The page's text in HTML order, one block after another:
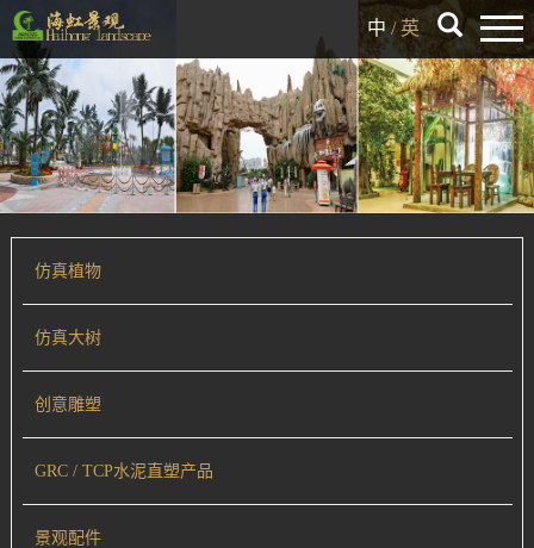
中/英
仿真植物
仿真大树
创意雕塑
GRC / TCP水泥直塑产品
景观配件